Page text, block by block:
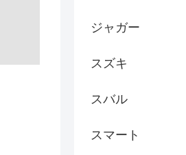
ジャガー
スズキ
スバル
スマート